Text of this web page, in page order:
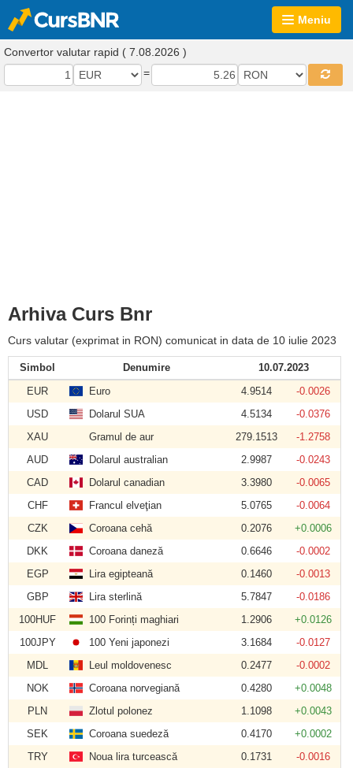
Meniu
Convertor valutar rapid ( 7.08.2026 )
=
Arhiva Curs Bnr
Curs valutar (exprimat in RON) comunicat in data de 10 iulie 2023
Simbol Denumire
10.07.2023
EUR
Euro 4.9514
-0.0026
USD
Dolarul SUA 4.5134
-0.0376
XAU
Gramul de aur 279.1513
-1.2758
AUD
Dolarul australian 2.9987
-0.0243
CAD
Dolarul canadian 3.3980
-0.0065
CHF
Francul elveţian 5.0765
-0.0064
CZK
Coroana cehă 0.2076
+0.0006
DKK
Coroana daneză 0.6646
-0.0002
EGP
Lira egipteană 0.1460
-0.0013
GBP
Lira sterlină 5.7847
-0.0186
100HUF
100 Forinți maghiari 1.2906
+0.0126
100JPY
100 Yeni japonezi 3.1684
-0.0127
MDL
Leul moldovenesc 0.2477
-0.0002
NOK
Coroana norvegiană 0.4280
+0.0048
PLN
Zlotul polonez 1.1098
+0.0043
SEK
Coroana suedeză 0.4170
+0.0002
TRY
Noua lira turcească 0.1731
-0.0016